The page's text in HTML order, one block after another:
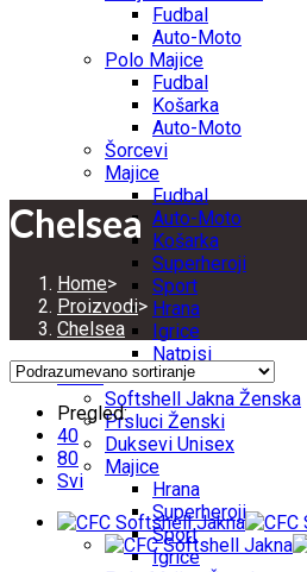
Fudbal
Auto-Moto
Polo Majice
Fudbal
Košarka
Auto-Moto
Šorcevi
Majice
Fudbal
Auto-Moto
Košarka
Superheroji
Sport
Hrana
Igrice
Natpisi
ŽENE
Softshell Jakna Ženska
Prsluci Ženski
Duksevi Unisex
Majice
Hrana
Superheroji
Sport
Igrice
Chelsea
Home>
Proizvodi>
Chelsea
Pregled:
40
80
Svi